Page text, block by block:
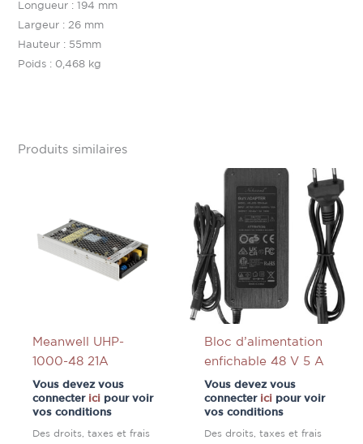
Longueur : 194 mm
Largeur : 26 mm
Hauteur : 55mm
Poids : 0,468 kg
Produits similaires
Meanwell UHP-
1000-48 21A
Vous devez vous
connecter ici pour voir
vos conditions
Des droits, taxes et frais
Bloc d’alimentation
enfichable 48 V 5 A
Vous devez vous
connecter ici pour voir
vos conditions
Des droits, taxes et frais